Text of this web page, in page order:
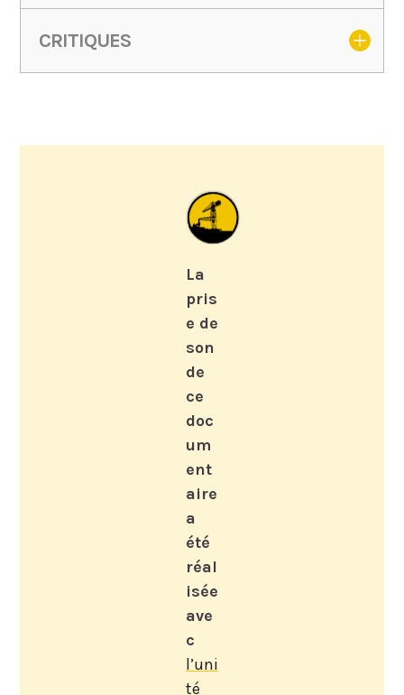
CRITIQUES
La
pris
e de
son
de
ce
doc
um
ent
aire
a
été
réal
isée
ave
c
l’uni
té